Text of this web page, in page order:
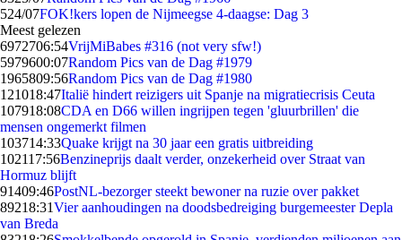
524/07FOK!kers lopen de Nijmeegse 4-daagse: Dag 3
Meest gelezen
6972706:54VrijMiBabes #316 (not very sfw!)
5979600:07Random Pics van de Dag #1979
1965809:56Random Pics van de Dag #1980
121018:47Italië hindert reizigers uit Spanje na migratiecrisis Ceuta
107918:08CDA en D66 willen ingrijpen tegen 'gluurbrillen' die
mensen ongemerkt filmen
103714:33Quake krijgt na 30 jaar een gratis uitbreiding
102117:56Benzineprijs daalt verder, onzekerheid over Straat van
Hormuz blijft
91409:46PostNL-bezorger steekt bewoner na ruzie over pakket
89218:31Vier aanhoudingen na doodsbedreiging burgemeester Depla
van Breda